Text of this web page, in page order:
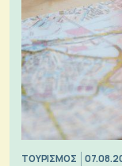
ΤΟΥΡΙΣΜΟΣ